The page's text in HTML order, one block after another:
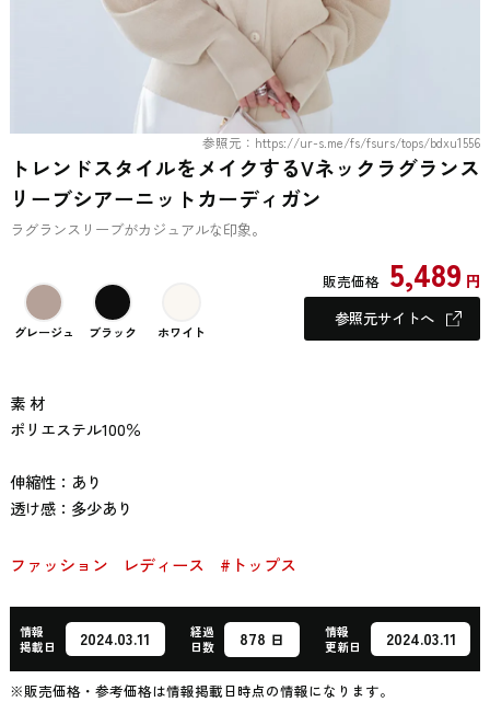
参照元：https://ur-s.me/fs/fsurs/tops/bdxu1556
トレンドスタイルをメイクするVネックラグランス
リーブシアーニットカーディガン
ラグランスリーブがカジュアルな印象。
グレージュ ブラック ホワイト
販売価格 5,489 円
参照元サイトへ
素 材
ポリエステル100％
伸縮性：あり
透け感：多少あり
ファッション レディース #トップス
情報
掲載日
2024.03.11
経過
日数
878 日
情報
更新日
2024.03.11
※販売価格・参考価格は情報掲載日時点の情報になります。